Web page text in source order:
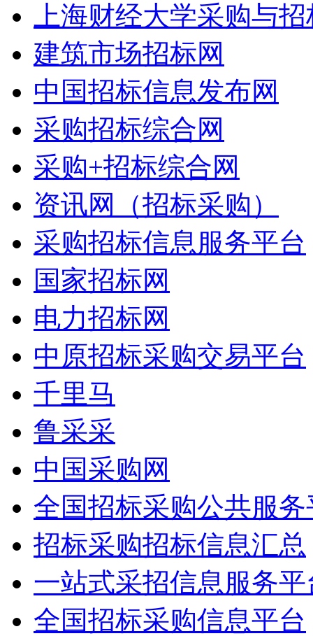
上海财经大学采购与
建筑市场招标网
中国招标信息发布网
采购招标综合网
采购+招标综合网
资讯网（招标采购）
采购招标信息服务平台
国家招标网
电力招标网
中原招标采购交易平台
千里马
鲁采采
中国采购网
全国招标采购公共服务
招标采购招标信息汇总
一站式采招信息服务平
全国招标采购信息平台